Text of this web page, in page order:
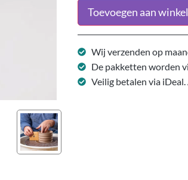
Toevoegen aan
Wij verzenden op
De pakketten worden
Veilig betalen via